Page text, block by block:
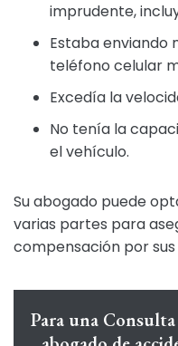
imprudente,
Estaba enviando
teléfono celular
Excedía la
No tenía la
el vehículo.
Su abogado puede
varias partes para
compensación por sus
Para una